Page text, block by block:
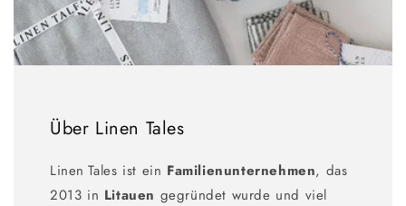
Über Linen Tales
Linen Tales ist ein Familienunternehmen, das
2013 in Litauen gegründet wurde und viel